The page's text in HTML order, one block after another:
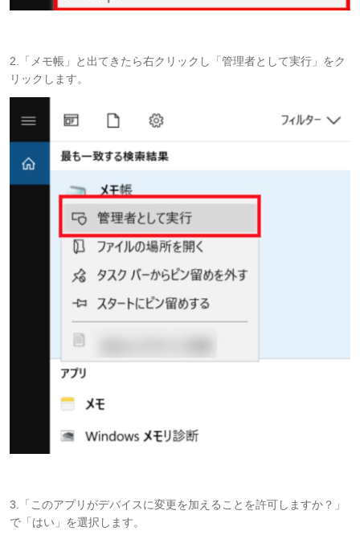
2.「メモ帳」と出てきたら右クリックし「管理者として実行」をク
リックします。
3.「このアプリがデバイスに変更を加えることを許可しますか？」
で「はい」を選択します。